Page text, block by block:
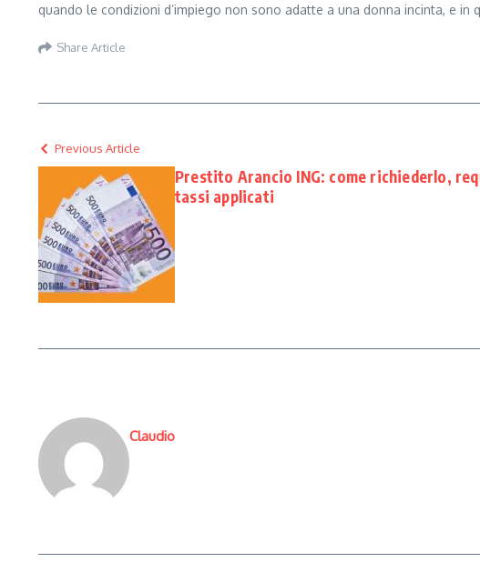
quando le condizioni d’impiego non sono adatte a una donna incinta, e
Share Article
Previous Article
Prestito Arancio ING: come richiederlo,
tassi applicati
Claudio